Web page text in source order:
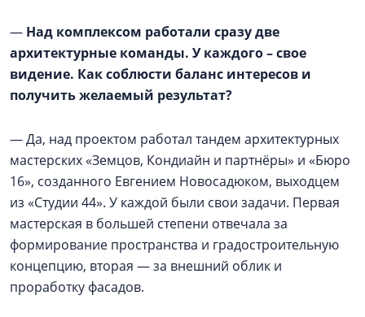
— Над комплексом работали сразу две
архитектурные команды. У каждого – свое
видение. Как соблюсти баланс интересов и
получить желаемый результат?
— Да, над проектом работал тандем архитектурных
мастерских «Земцов, Кондиайн и партнёры» и «Бюро
16», созданного Евгением Новосадюком, выходцем
из «Студии 44». У каждой были свои задачи. Первая
мастерская в большей степени отвечала за
формирование пространства и градостроительную
концепцию, вторая — за внешний облик и
проработку фасадов.